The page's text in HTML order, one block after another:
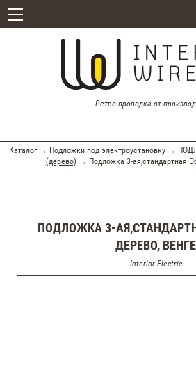
Ретро проводка от
Каталог→ Подложки под электроустановку →
(дерево) → Подложка 3-ая,стандартная
ПОДЛОЖКА 3-
ДЕРЕВО, ВЕНГЕ
Interior Electric